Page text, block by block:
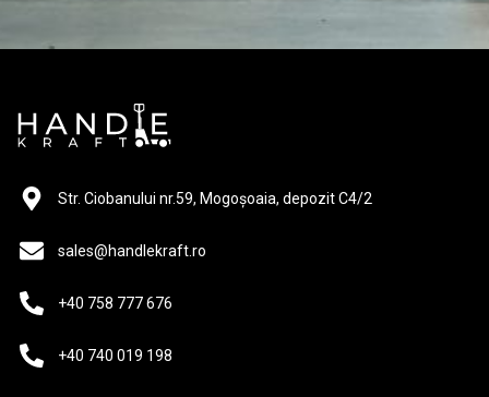
Str. Ciobanului nr.59, Mogoșoaia, depozit C4/2
sales@handlekraft.ro
+40 758 777 676
+40 740 019 198